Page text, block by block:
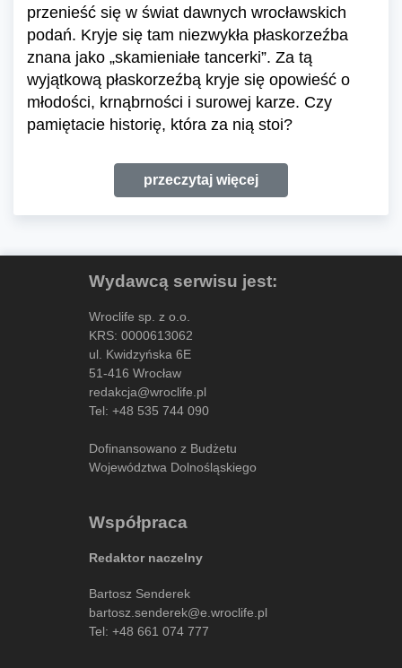
przenieść się w świat dawnych wrocławskich
podań. Kryje się tam niezwykła płaskorzeźba
znana jako „skamieniałe tancerki”. Za tą
wyjątkową płaskorzeźbą kryje się opowieść o
młodości, krnąbrności i surowej karze. Czy
pamiętacie historię, która za nią stoi?
przeczytaj więcej
Wydawcą serwisu jest:
Wroclife sp. z o.o.
KRS: 0000613062
ul. Kwidzyńska 6E
51-416 Wrocław
redakcja@wroclife.pl
Tel: +48 535 744 090
Dofinansowano z Budżetu
Województwa Dolnośląskiego
Współpraca
Redaktor naczelny
Bartosz Senderek
bartosz.senderek@e.wroclife.pl
Tel: +48 661 074 777